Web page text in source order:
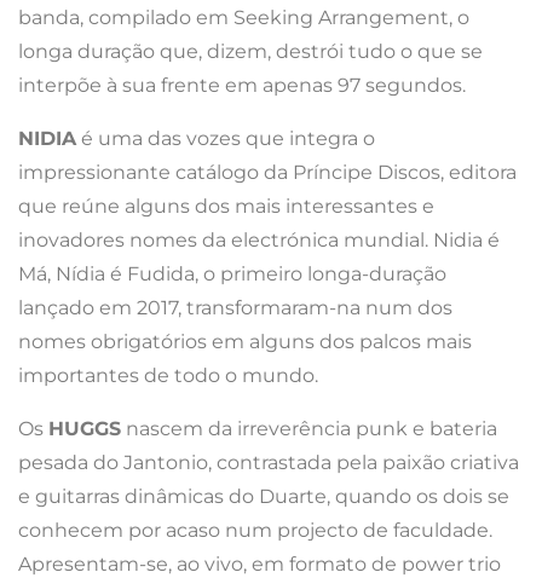
banda, compilado em Seeking Arrangement, o
longa duração que, dizem, destrói tudo o que se
interpõe à sua frente em apenas 97 segundos.
NIDIAé uma das vozes que integra o
impressionante catálogo da Príncipe Discos, editora
que reúne alguns dos mais interessantes e
inovadores nomes da electrónica mundial. Nidia é
Má, Nídia é Fudida, o primeiro longa-duração
lançado em 2017, transformaram-na num dos
nomes obrigatórios em alguns dos palcos mais
importantes de todo o mundo.
Os HUGGS nascem da irreverência punk e bateria
pesada do Jantonio, contrastada pela paixão criativa
e guitarras dinâmicas do Duarte, quando os dois se
conhecem por acaso num projecto de faculdade.
Apresentam-se, ao vivo, em formato de power trio